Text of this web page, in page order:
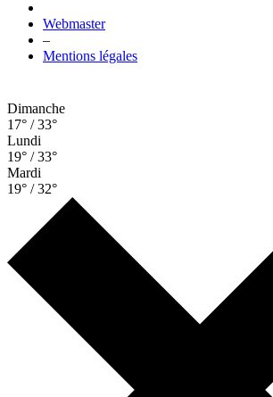
Webmaster
–
Mentions légales
Dimanche
17° / 33°
Lundi
19° / 33°
Mardi
19° / 32°